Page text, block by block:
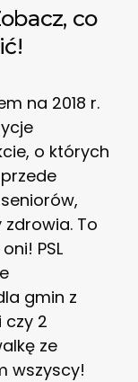
co
na 2018 r.
o których
zdrowia. To
PSL
gmin z
czy 2
ze
wszyscy!